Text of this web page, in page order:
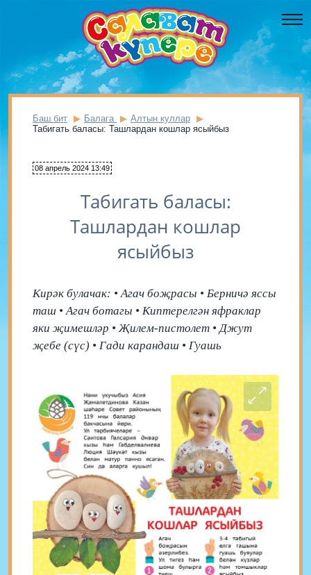
Баш бит Балага
Алтын куллар
Табигать баласы: Ташлардан кошлар ясыйбыз
08 апрель 2024 13:49
Табигать баласы:
Ташлардан кошлар
ясыйбыз
Кирәк булачак: • Агач боҗрасы • Берничә яссы
таш • Агач ботагы • Киптерелгән яфраклар
яки җимешләр • Җилем-пистолет • Джут
җебе (сүс) • Гади карандаш • Гуашь